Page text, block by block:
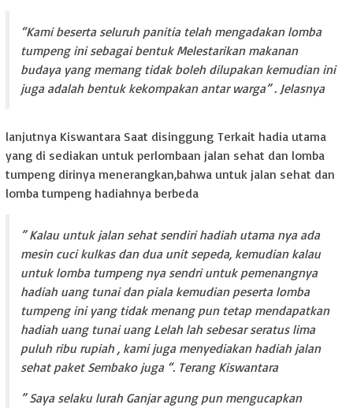
“Kami beserta seluruh panitia telah mengadakan lomba
tumpeng ini sebagai bentuk Melestarikan makanan
budaya yang memang tidak boleh dilupakan kemudian ini
juga adalah bentuk kekompakan antar warga” . Jelasnya
lanjutnya Kiswantara Saat disinggung Terkait hadia utama
yang di sediakan untuk perlombaan jalan sehat dan lomba
tumpeng dirinya menerangkan,bahwa untuk jalan sehat dan
lomba tumpeng hadiahnya berbeda
” Kalau untuk jalan sehat sendiri hadiah utama nya ada
mesin cuci kulkas dan dua unit sepeda, kemudian kalau
untuk lomba tumpeng nya sendri untuk pemenangnya
hadiah uang tunai dan piala kemudian peserta lomba
tumpeng ini yang tidak menang pun tetap mendapatkan
hadiah uang tunai uang Lelah lah sebesar seratus lima
puluh ribu rupiah , kami juga menyediakan hadiah jalan
sehat paket Sembako juga “. Terang Kiswantara
” Saya selaku lurah Ganjar agung pun mengucapkan